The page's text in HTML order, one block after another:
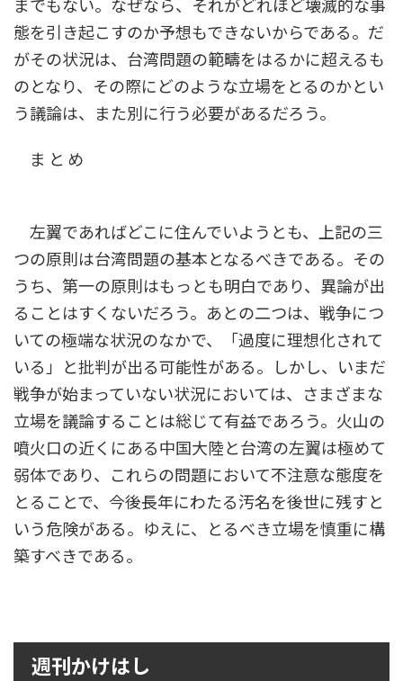
までもない。なぜなら、それがどれほど壊滅的な事
態を引き起こすのか予想もできないからである。だ
がその状況は、台湾問題の範疇をはるかに超えるも
のとなり、その際にどのような立場をとるのかとい
う議論は、また別に行う必要があるだろう。
ま と め
左翼であればどこに住んでいようとも、上記の三
つの原則は台湾問題の基本となるべきである。その
うち、第一の原則はもっとも明白であり、異論が出
ることはすくないだろう。あとの二つは、戦争につ
いての極端な状況のなかで、「過度に理想化されて
いる」と批判が出る可能性がある。しかし、いまだ
戦争が始まっていない状況においては、さまざまな
立場を議論することは総じて有益であろう。火山の
噴火口の近くにある中国大陸と台湾の左翼は極めて
弱体であり、これらの問題において不注意な態度を
とることで、今後長年にわたる汚名を後世に残すと
いう危険がある。ゆえに、とるべき立場を慎重に構
築すべきである。
週刊かけはし